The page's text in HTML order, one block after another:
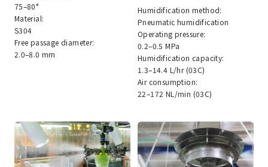
75–80°
Material:
S304
Free passage diameter:
2.0–8.0 mm
Humidification method:
Pneumatic humidification
Operating pressure:
0.2–0.5 MPa
Humidification capacity:
1.3–14.4 L/hr (03C)
Air consumption:
22–172 NL/min (03C)